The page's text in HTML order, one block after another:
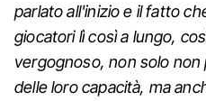
parlato all'inizio e il fatto
giocatori lì così a lungo,
vergognoso, non solo non
delle loro capacità, ma